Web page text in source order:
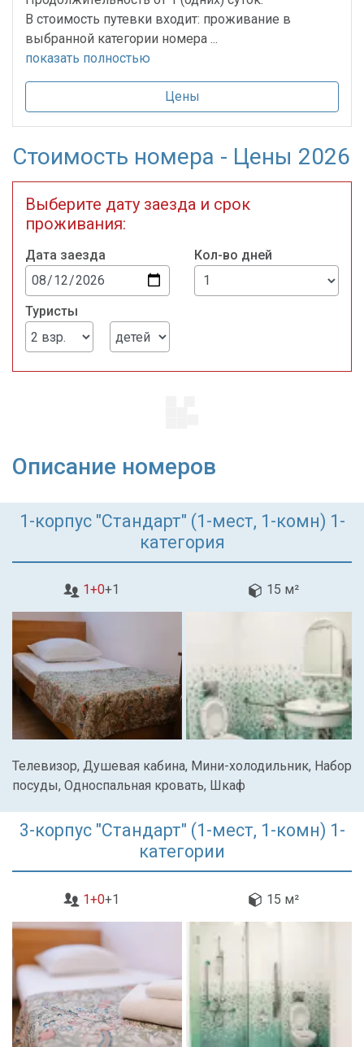
В стоимость путевки входит: проживание в
выбранной категории номера ...
показать полностью
Цены
Стоимость номера - Цены 2026
Выберите дату заезда и срок
проживания:
Дата заезда Кол-во дней
Туристы
Описание номеров
1-корпус "Стандарт" (1-мест, 1-комн) 1-
категория
1+0+1 15 м²
Телевизор, Душевая кабина, Мини-холодильник, Набор
посуды, Односпальная кровать, Шкаф
3-корпус "Стандарт" (1-мест, 1-комн) 1-
категории
1+0+1 15 м²